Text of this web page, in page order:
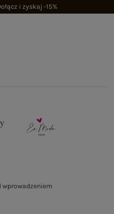
i zyskaj -15%
wprowadzeniem